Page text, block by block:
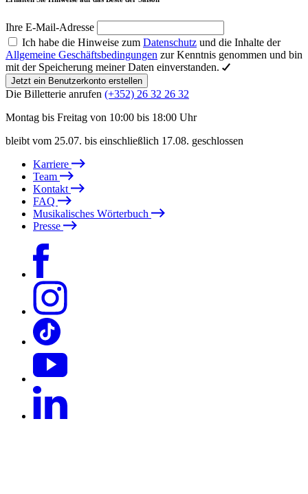
Ihre E-Mail-Adresse
Ich habe die Hinweise zum Datenschutz und die Inhalte der
Allgemeine Geschäftsbedingungen zur Kenntnis genommen und bin
mit der Speicherung meiner Daten einverstanden.
Jetzt ein Benutzerkonto erstellen
Die Billetterie anrufen (+352) 26 32 26 32
Montag bis Freitag von 10:00 bis 18:00 Uhr
bleibt vom 25.07. bis einschließlich 17.08. geschlossen
Karriere
Team
Kontakt
FAQ
Musikalisches Wörterbuch
Presse